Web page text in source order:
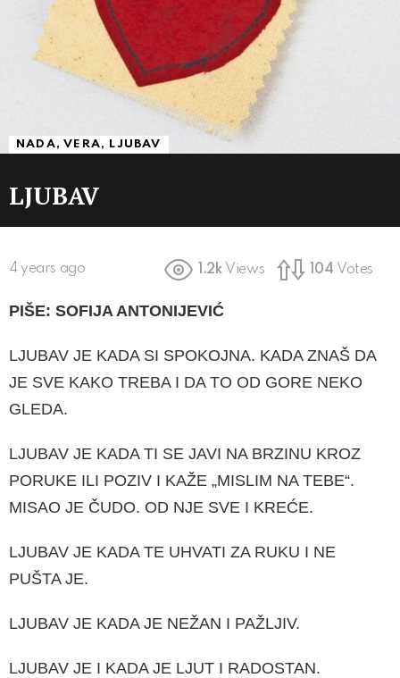
NADA, VERA, LJUBAV
LJUBAV
4 years ago 1.2k Views 104 Votes
PIŠE: SOFIJA ANTONIJEVIĆ
LJUBAV JE KADA SI SPOKOJNA. KADA ZNAŠ DA
JE SVE KAKO TREBA I DA TO OD GORE NEKO
GLEDA.
LJUBAV JE KADA TI SE JAVI NA BRZINU KROZ
PORUKE ILI POZIV I KAŽE „MISLIM NA TEBE“.
MISAO JE ČUDO. OD NJE SVE I KREĆE.
LJUBAV JE KADA TE UHVATI ZA RUKU I NE
PUŠTA JE.
LJUBAV JE KADA JE NEŽAN I PAŽLJIV.
LJUBAV JE I KADA JE LJUT I RADOSTAN.